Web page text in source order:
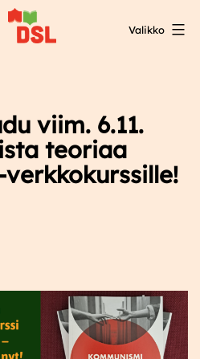
Valikko
viim. 6.11.
teoriaa